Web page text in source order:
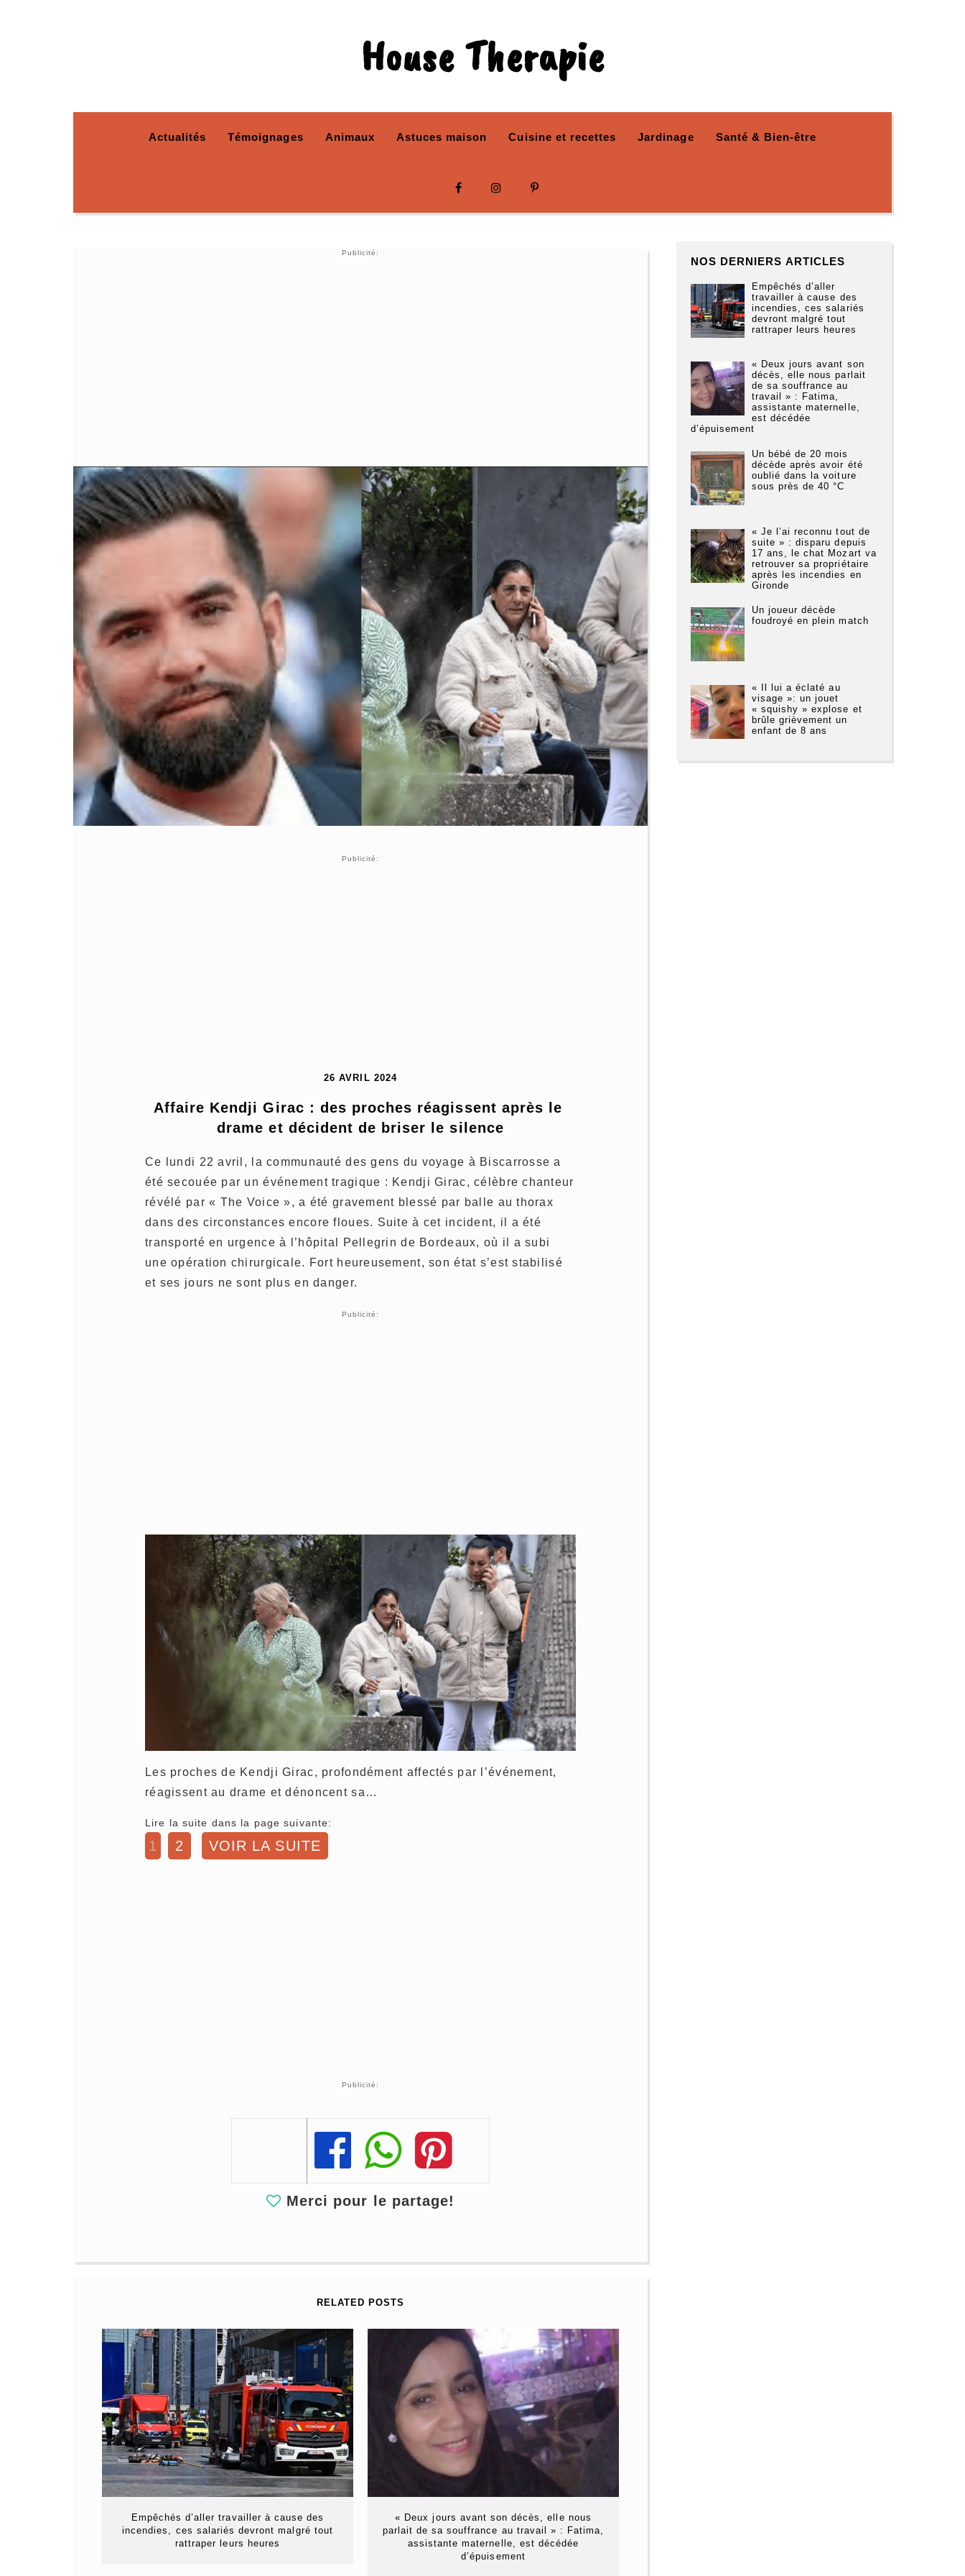
House Therapie
Actualités Témoignages Animaux Astuces maison Cuisine et recettes Jardinage Santé & Bien-être
Publicité:
Publicité:
26 AVRIL 2024
Affaire Kendji Girac : des proches réagissent après le
drame et décident de briser le silence
Ce lundi 22 avril, la communauté des gens du voyage à Biscarrosse a
été secouée par un événement tragique : Kendji Girac, célèbre chanteur
révélé par « The Voice », a été gravement blessé par balle au thorax
dans des circonstances encore floues. Suite à cet incident, il a été
transporté en urgence à l’hôpital Pellegrin de Bordeaux, où il a subi
une opération chirurgicale. Fort heureusement, son état s’est stabilisé
et ses jours ne sont plus en danger.
Publicité:
Les proches de Kendji Girac, profondément affectés par l’événement,
réagissent au drame et dénoncent sa…
Lire la suite dans la page suivante:
1 2 VOIR LA SUITE
Publicité:
Share
Share
Share
Merci pour le partage!
RELATED POSTS
Empêchés d’aller travailler à cause des
incendies, ces salariés devront malgré tout
rattraper leurs heures
« Deux jours avant son décès, elle nous
parlait de sa souffrance au travail » : Fatima,
assistante maternelle, est décédée
d’épuisement
NOS DERNIERS ARTICLES
Empêchés d’aller
travailler à cause des
incendies, ces salariés
devront malgré tout
rattraper leurs heures
« Deux jours avant son
décès, elle nous parlait
de sa souffrance au
travail » : Fatima,
assistante maternelle,
est décédée
d’épuisement
Un bébé de 20 mois
décède après avoir été
oublié dans la voiture
sous près de 40 °C
« Je l’ai reconnu tout de
suite » : disparu depuis
17 ans, le chat Mozart va
retrouver sa propriétaire
après les incendies en
Gironde
Un joueur décède
foudroyé en plein match
« Il lui a éclaté au
visage »: un jouet
« squishy » explose et
brûle grièvement un
enfant de 8 ans